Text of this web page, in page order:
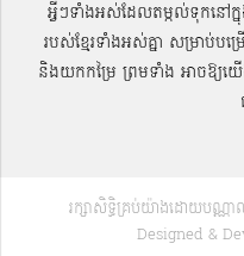
អ្វីៗទាំងអស់ដែលតម្កល់ទុកនៅក្
របស់ខ្មែរទាំងអស់គ្នា សម្រាប់
និងយកកម្រៃ ព្រមទាំង អាចឱ្យ
រក្សាសិទ្ធិគ្រប់យ៉ាងដោយបណ្ណ
Designed &